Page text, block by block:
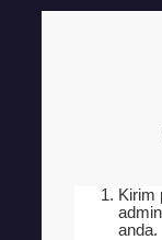
Kirim
anda.